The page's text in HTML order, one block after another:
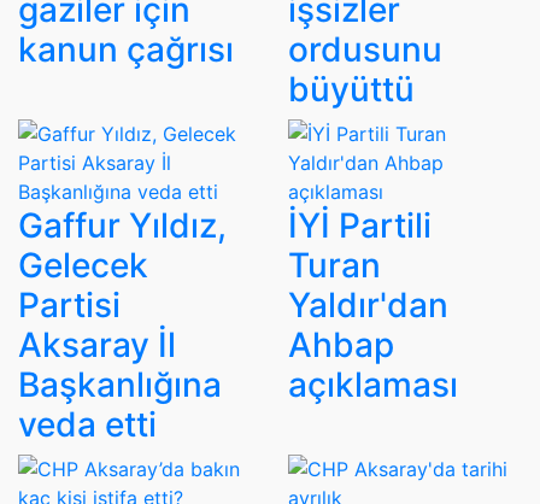
gaziler için
kanun çağrısı
işsizler
ordusunu
büyüttü
Gaffur Yıldız,
Gelecek
Partisi
Aksaray İl
Başkanlığına
veda etti
İYİ Partili
Turan
Yaldır'dan
Ahbap
açıklaması